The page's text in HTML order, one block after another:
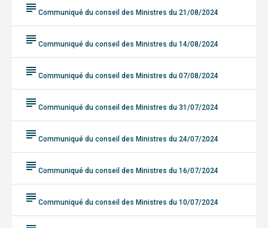
subject Communiqué du conseil des Ministres du 21/08/2024
subject Communiqué du conseil des Ministres du 14/08/2024
subject Communiqué du conseil des Ministres du 07/08/2024
subject Communiqué du conseil des Ministres du 31/07/2024
subject Communiqué du conseil des Ministres du 24/07/2024
subject Communiqué du conseil des Ministres du 16/07/2024
subject Communiqué du conseil des Ministres du 10/07/2024